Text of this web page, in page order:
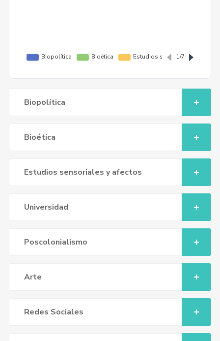
Biopolítica
Bioética
Estudios sensoriales y afectos
Universidad
Poscolonialismo
Arte
Redes Sociales